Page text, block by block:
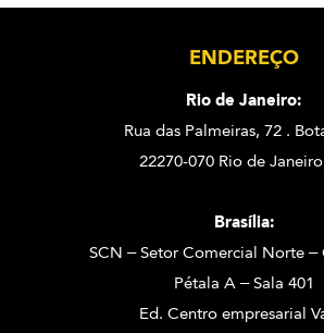
ENDEREÇO
Rio de Janeiro:
Rua das Palmeiras, 72 .
22270-070 Rio de
Brasília:
SCN – Setor Comercial Norte –
Pétala A – Sala 401
Ed. Centro empresarial